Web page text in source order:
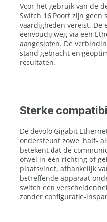
Voor het gebruik van de
Switch 16 Poort zijn geen
vaardigheden vereist. De
eenvoudigweg via een
aangesloten. De
stand gebracht en
resultaten.
Sterke
De devolo Gigabit
ondersteunt zowel half-
betekent dat de
ofwel in één richting of
plaatsvindt, afhankelijk
betreffende apparaat
switch een
zonder configuratie-